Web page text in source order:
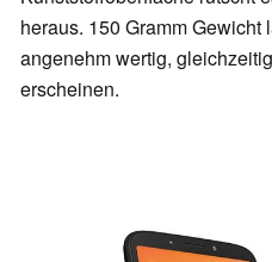
heraus. 150 Gramm Gewicht
angenehm wertig,
erscheinen.